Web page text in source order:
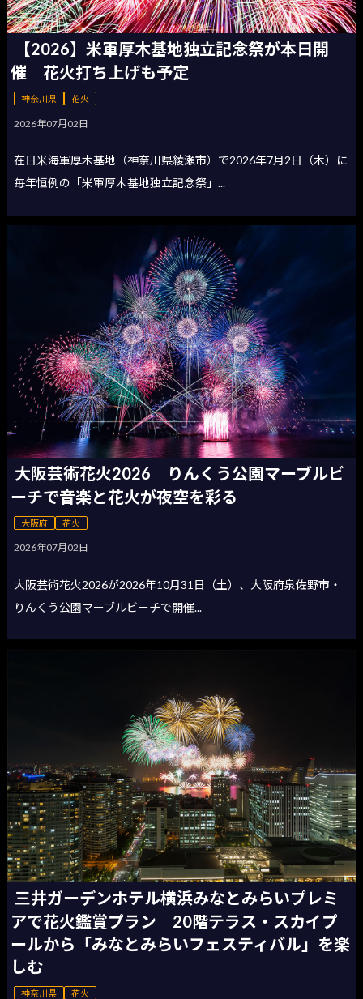
【2026】米軍厚木基地独立記念祭が本日開
催 花火打ち上げも予定
神奈川県 花火
2026年07月02日
在日米海軍厚木基地（神奈川県綾瀬市）で2026年7月2日（木）に
毎年恒例の「米軍厚木基地独立記念祭」...
大阪芸術花火2026 りんくう公園マーブルビ
ーチで音楽と花火が夜空を彩る
大阪府 花火
2026年07月02日
大阪芸術花火2026が2026年10月31日（土）、大阪府泉佐野市・
りんくう公園マーブルビーチで開催...
三井ガーデンホテル横浜みなとみらいプレミ
アで花火鑑賞プラン 20階テラス・スカイプ
ールから「みなとみらいフェスティバル」を楽
しむ
神奈川県 花火